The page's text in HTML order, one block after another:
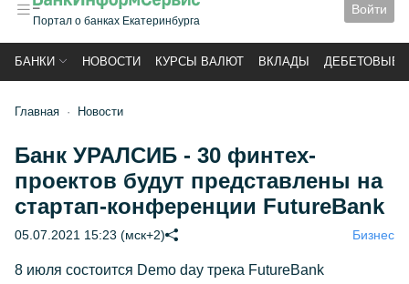
Портал о банках Екатеринбурга
Войти
БАНКИ НОВОСТИ КУРСЫ ВАЛЮТ ВКЛАДЫ ДЕБЕТОВЫЕ
Главная Новости
Банк УРАЛСИБ - 30 финтех-
проектов будут представлены на
стартап-конференции FutureBank
05.07.2021 15:23 (мск+2) Бизнес
8 июля состоится Demo day трека FutureBank